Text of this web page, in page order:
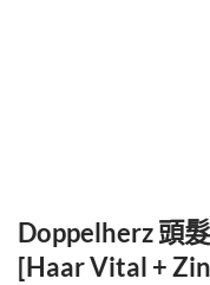
Doppelherz 頭
[Haar Vital +